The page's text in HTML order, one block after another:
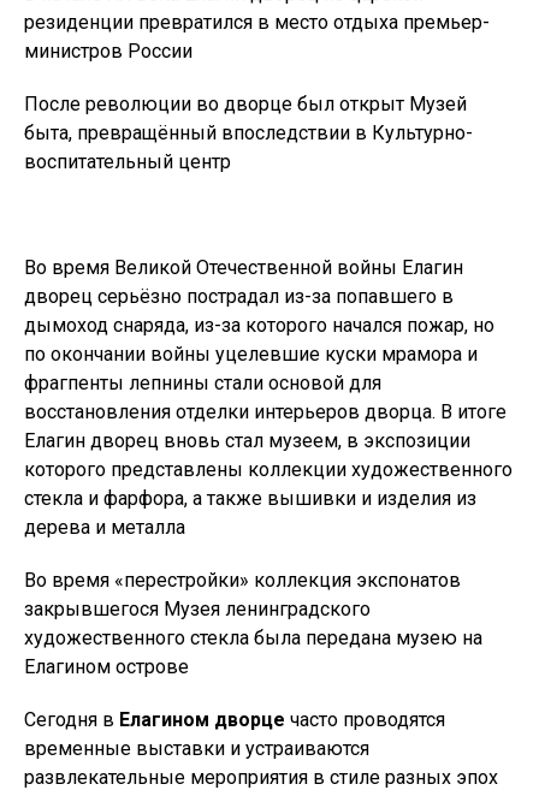
резиденции превратился в место отдыха премьер-
министров России
После революции во дворце был открыт Музей
быта, превращённый впоследствии в Культурно-
воспитательный центр
Во время Великой Отечественной войны Елагин
дворец серьёзно пострадал из-за попавшего в
дымоход снаряда, из-за которого начался пожар, но
по окончании войны уцелевшие куски мрамора и
фрагпенты лепнины стали основой для
восстановления отделки интерьеров дворца. В итоге
Елагин дворец вновь стал музеем, в экспозиции
которого представлены коллекции художественного
стекла и фарфора, а также вышивки и изделия из
дерева и металла
Во время «перестройки» коллекция экспонатов
закрывшегося Музея ленинградского
художественного стекла была передана музею на
Елагином острове
Сегодня в Елагином дворце часто проводятся
временные выставки и устраиваются
развлекательные мероприятия в стиле разных эпох